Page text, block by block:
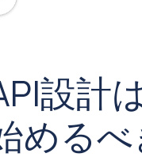
設計
める